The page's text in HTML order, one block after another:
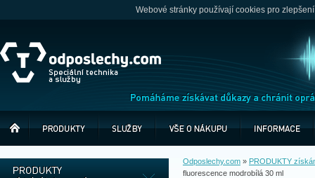
Webové stránky používají cookies pro
Odposlechy.com » PRODUKTY
fluorescence modrobílá 30 ml